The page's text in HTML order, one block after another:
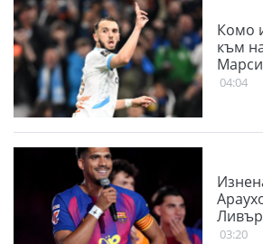
Комо
към
04:04
03:20